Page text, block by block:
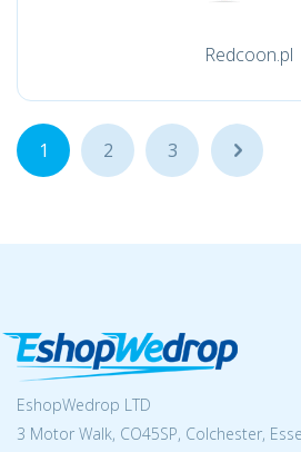
Redcoon.pl
1 2 3 ...
EshopWedrop LTD
3 Motor Walk, CO45SP, Colchester,